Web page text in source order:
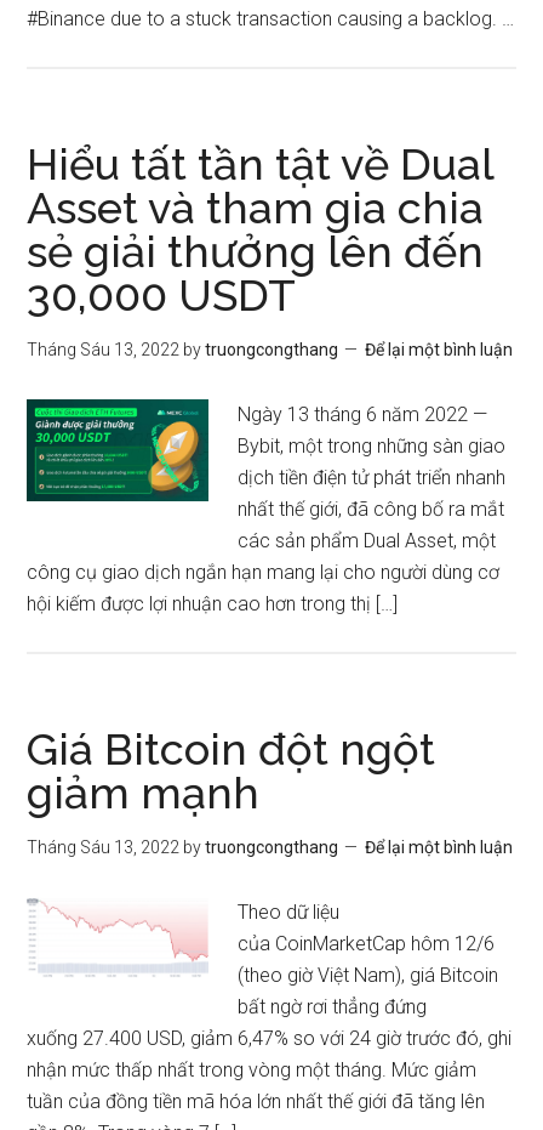
#Binance due to a stuck transaction causing a backlog. …
Hiểu tất tần tật về Dual
Asset và tham gia chia
sẻ giải thưởng lên đến
30,000 USDT
Tháng Sáu 13, 2022 bytruongcongthang Để lại một bình luận
Ngày 13 tháng 6 năm 2022 —
Bybit, một trong những sàn giao
dịch tiền điện tử phát triển nhanh
nhất thế giới, đã công bố ra mắt
các sản phẩm Dual Asset, một
công cụ giao dịch ngắn hạn mang lại cho người dùng cơ
hội kiếm được lợi nhuận cao hơn trong thị […]
Giá Bitcoin đột ngột
giảm mạnh
Tháng Sáu 13, 2022 bytruongcongthang Để lại một bình luận
Theo dữ liệu
của CoinMarketCap hôm 12/6
(theo giờ Việt Nam), giá Bitcoin
bất ngờ rơi thẳng đứng
xuống 27.400 USD, giảm 6,47% so với 24 giờ trước đó, ghi
nhận mức thấp nhất trong vòng một tháng. Mức giảm
tuần của đồng tiền mã hóa lớn nhất thế giới đã tăng lên